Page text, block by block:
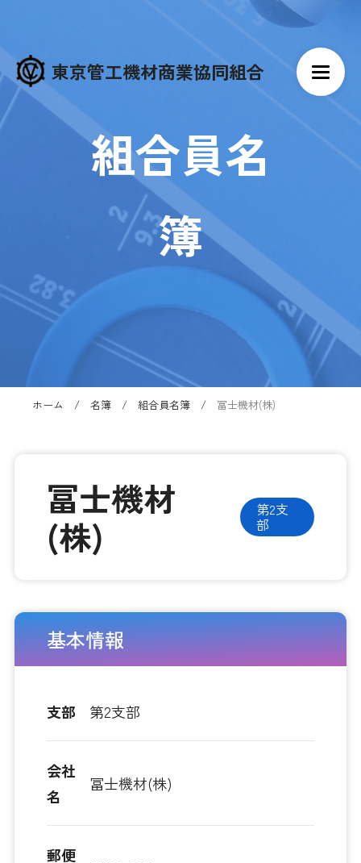
東京管工機材商業協同組合
組合員名
簿
ホーム 名簿 組合員名簿 冨士機材(株)
冨士機材
(株)
第2支
部
基本情報
支部 第2支部
会社
名
冨士機材(株)
郵便